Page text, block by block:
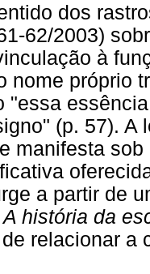
dos
62/2003)
à
nome próprio
"essa
(p. 57). A
manifesta
a partir de
A história da
relacionar a